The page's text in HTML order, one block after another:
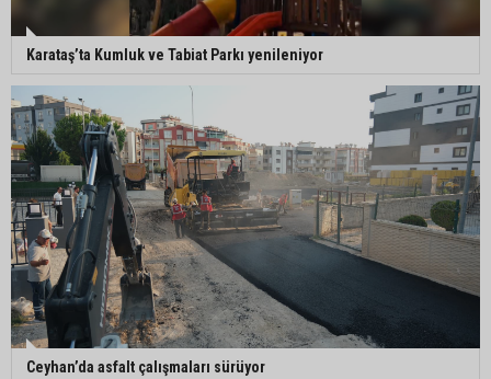
Karataş’ta Kumluk ve Tabiat Parkı yenileniyor
Ceyhan’da asfalt çalışmaları sürüyor